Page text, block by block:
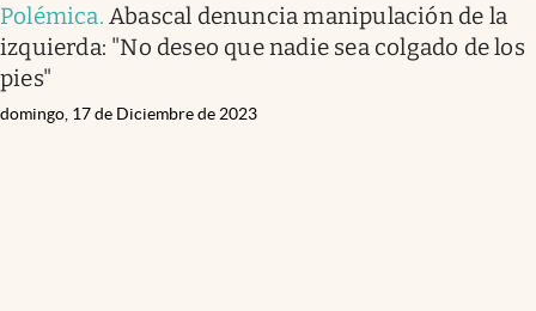
Polémica.Abascal denuncia manipulación de la
izquierda: "No deseo que nadie sea colgado de los
pies"
domingo, 17 de Diciembre de 2023